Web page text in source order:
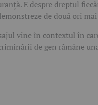
E despre dreptul
de două ori
vine în contextul în
de gen rămâne